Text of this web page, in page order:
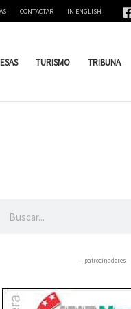
CONTACTAR IN ENGLISH
TURISMO TRIBUNA
– patrocinadores –